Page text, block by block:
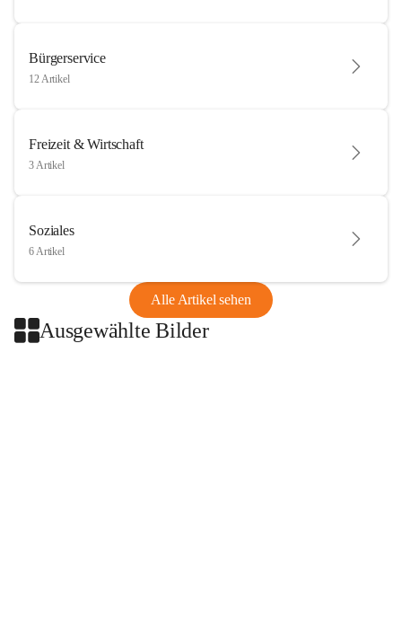
Bürgerservice
12 Artikel
Freizeit & Wirtschaft
3 Artikel
Soziales
6 Artikel
Alle Artikel sehen
Ausgewählte Bilder